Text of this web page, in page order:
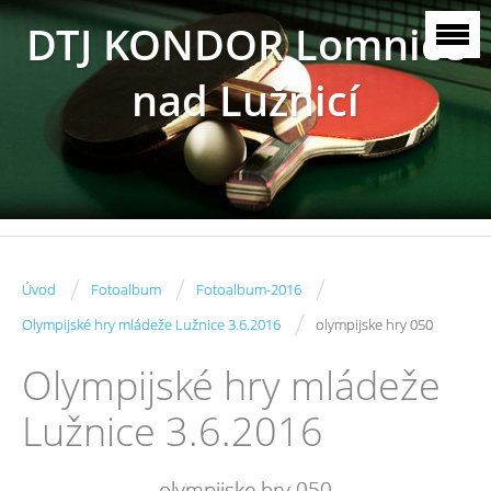
DTJ KONDOR Lomnice
nad Lužnicí
Úvod / Fotoalbum / Fotoalbum-2016 /
Olympijské hry mládeže Lužnice 3.6.2016 / olympijske hry 050
Olympijské hry mládeže
Lužnice 3.6.2016